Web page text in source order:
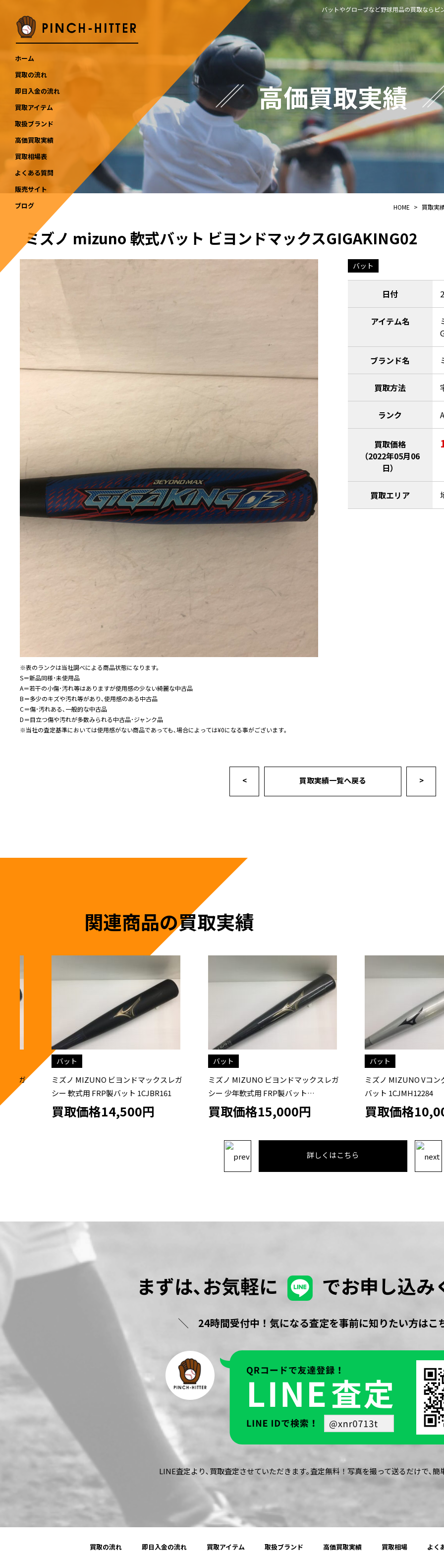
バットやグローブなど野球用品の買取なら
ホーム
買取の流れ
即日入金の流れ
買取アイテム
取扱ブランド
高価買取実績
買取相場表
よくある質問
販売サイト
ブログ
高価買取実績
HOME > 買取実
ミズノ mizuno 軟式バット ビヨンドマックスGIGAKING02
※表のランクは当社調べによる商品状態になります。
S＝新品同様･未使用品
A＝若干の小傷･汚れ等はありますが使用感の少ない綺麗な中古品
B＝多少のキズや汚れ等があり､使用感のある中古品
C＝傷･汚れある､一般的な中古品
D＝目立つ傷や汚れが多数みられる中古品･ジャンク品
※当社の査定基準においては使用感がない商品であっても､場合によっては¥0になる事がございます｡
バット
日付
アイテム名
ブランド名
買取方法
ランク A
買取価格
（2022年05月06
日）
買取エリア
< 買取実績一覧へ戻る >
関連商品の買取実績
バット
ミズノ MIZUNO ビヨンドマックスレガ
シー 軟式用 FRP製バット 1CJBR161
買取価格14,500円
ミズノ MIZUNO ビヨンドマックスレガ
シー 少年軟式用 FRP製バット
1CJBY16178
買取価格15,000円
ミズノ MIZUNO Vコング02
バット 1CJMH12284
買取価格10,000
詳しくはこちら
まずは､お気軽に でお申し込み
24時間受付中！気になる査定を事前に知りたい方はこ
LINE査定より､買取査定させていただきます｡査定無料！写真を撮って送るだけで､簡
買取の流れ 即日入金の流れ 買取アイテム 取扱ブランド 高価買取実績 買取相場 よく